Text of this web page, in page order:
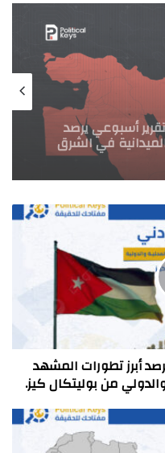
أسبوعي يرصد
في الشرق
أسبوعي يرصد
في الشرق
أبرز تطورات المشهد
من بوليتكال كيز.